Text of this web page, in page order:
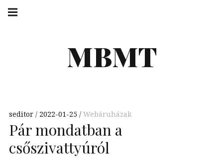
Skip
MBMT
navigation
seditor 2022-01-25 Webáruházak
Pár mondatban a
csőszivattyúról